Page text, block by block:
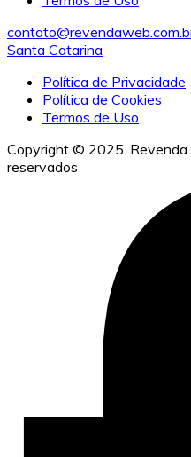
Santa Catarina
Política de Privacidade
Política de Cookies
Termos de Uso
Copyright © 2025. Revenda
reservados